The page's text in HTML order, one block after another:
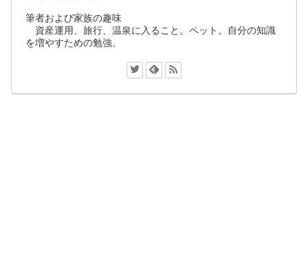
筆者および家族の趣味
資産運用、旅行、温泉に入ること。ペット。自分の知識
を増やすための勉強。